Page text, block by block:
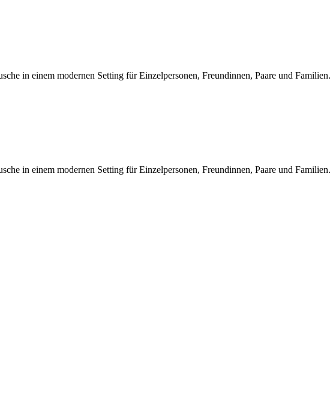
in einem modernen Setting für Einzelpersonen, Freundinnen, Paare und Familien.
in einem modernen Setting für Einzelpersonen, Freundinnen, Paare und Familien.